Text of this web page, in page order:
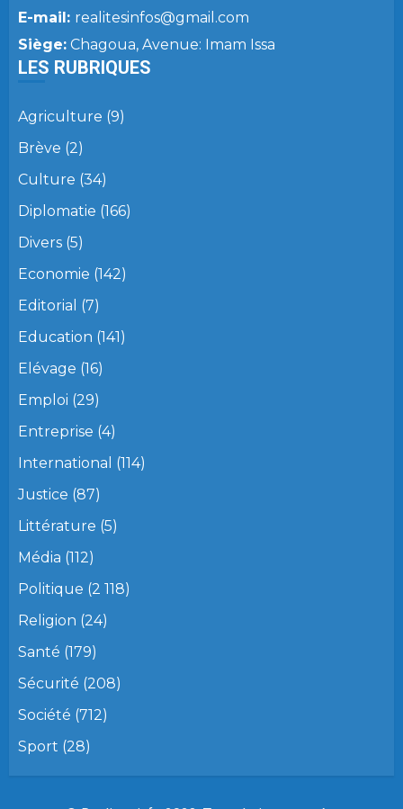
E-mail: realitesinfos@gmail.com
Siège: Chagoua, Avenue: Imam Issa
LES RUBRIQUES
Agriculture (9)
Brève (2)
Culture (34)
Diplomatie (166)
Divers (5)
Economie (142)
Editorial (7)
Education (141)
Elévage (16)
Emploi (29)
Entreprise (4)
International (114)
Justice (87)
Littérature (5)
Média (112)
Politique (2 118)
Religion (24)
Santé (179)
Sécurité (208)
Société (712)
Sport (28)